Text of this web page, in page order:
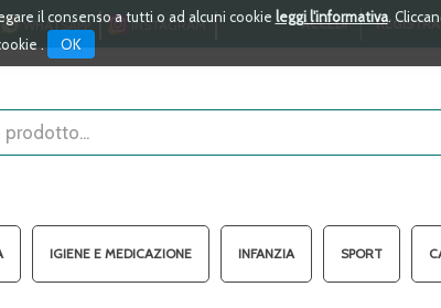
il consenso a tutti o ad alcuni cookie leggi l'informativa.
.
OK
WHATSAPP INSTAGRAM ACCEDI
IGIENE E MEDICAZIONE INFANZIA SPORT